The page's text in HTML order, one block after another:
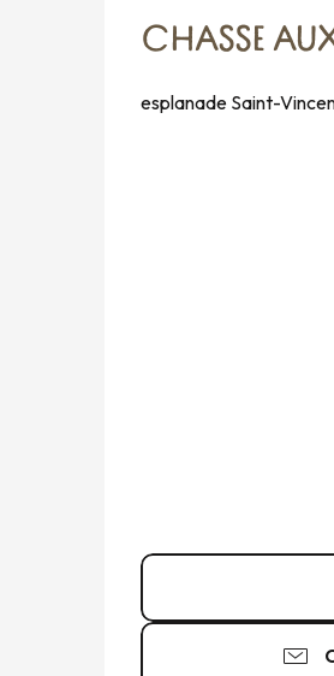
CHASSE
esplanade Saint-